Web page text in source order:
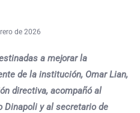
de 2026
a mejorar la
de la institución, Omar Lian,
directiva, acompañó al
Dinapoli y al secretario de